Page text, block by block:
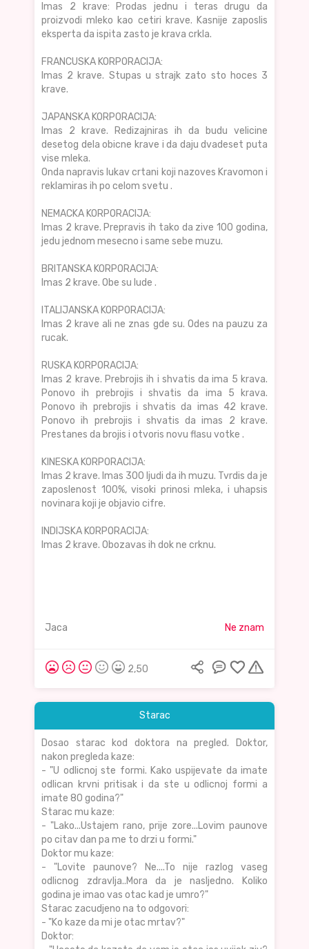
Imas 2 krave: Prodas jednu i teras drugu da
proizvodi mleko kao cetiri krave. Kasnije zaposlis
eksperta da ispita zasto je krava crkla.
FRANCUSKA KORPORACIJA:
Imas 2 krave. Stupas u strajk zato sto hoces 3
krave.
JAPANSKA KORPORACIJA:
Imas 2 krave. Redizajniras ih da budu velicine
desetog dela obicne krave i da daju dvadeset puta
vise mleka.
Onda napravis lukav crtani koji nazoves Kravomon i
reklamiras ih po celom svetu .
NEMACKA KORPORACIJA:
Imas 2 krave. Prepravis ih tako da zive 100 godina,
jedu jednom mesecno i same sebe muzu.
BRITANSKA KORPORACIJA:
Imas 2 krave. Obe su lude .
ITALIJANSKA KORPORACIJA:
Imas 2 krave ali ne znas gde su. Odes na pauzu za
rucak.
RUSKA KORPORACIJA:
Imas 2 krave. Prebrojis ih i shvatis da ima 5 krava.
Ponovo ih prebrojis i shvatis da ima 5 krava.
Ponovo ih prebrojis i shvatis da imas 42 krave.
Ponovo ih prebrojis i shvatis da imas 2 krave.
Prestanes da brojis i otvoris novu flasu votke .
KINESKA KORPORACIJA:
Imas 2 krave. Imas 300 ljudi da ih muzu. Tvrdis da je
zaposlenost 100%, visoki prinosi mleka, i uhapsis
novinara koji je objavio cifre.
INDIJSKA KORPORACIJA:
Imas 2 krave. Obozavas ih dok ne crknu.
Jaca Ne znam
2,50
Starac
Dosao starac kod doktora na pregled. Doktor,
nakon pregleda kaze:
- "U odlicnoj ste formi. Kako uspijevate da imate
odlican krvni pritisak i da ste u odlicnoj formi a
imate 80 godina?"
Starac mu kaze:
- "Lako...Ustajem rano, prije zore...Lovim paunove
po citav dan pa me to drzi u formi."
Doktor mu kaze:
- "Lovite paunove? Ne....To nije razlog vaseg
odlicnog zdravlja..Mora da je nasljedno. Koliko
godina je imao vas otac kad je umro?"
Starac zacudjeno na to odgovori:
- "Ko kaze da mi je otac mrtav?"
Doktor: